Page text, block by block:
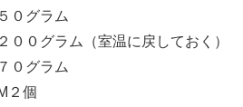
ラム
０グラム（室温に戻しておく）
ラム